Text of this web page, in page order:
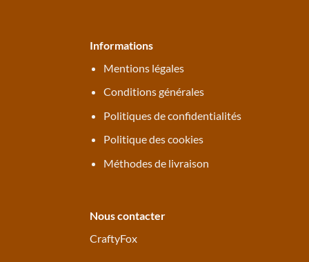
Informations
Mentions légales
Conditions générales
Politiques de confidentialités
Politique des cookies
Méthodes de livraison
Nous contacter
CraftyFox